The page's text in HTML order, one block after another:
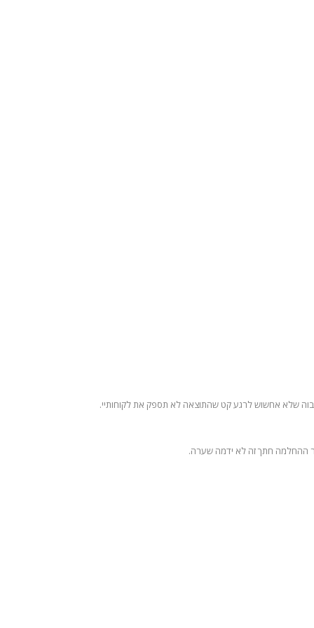
גבוה שלא אחשוש לרגע קט שהתוצאה לא תספק את לקוחותיי.
ההחלמה חתך זה לא ידמה שערה.